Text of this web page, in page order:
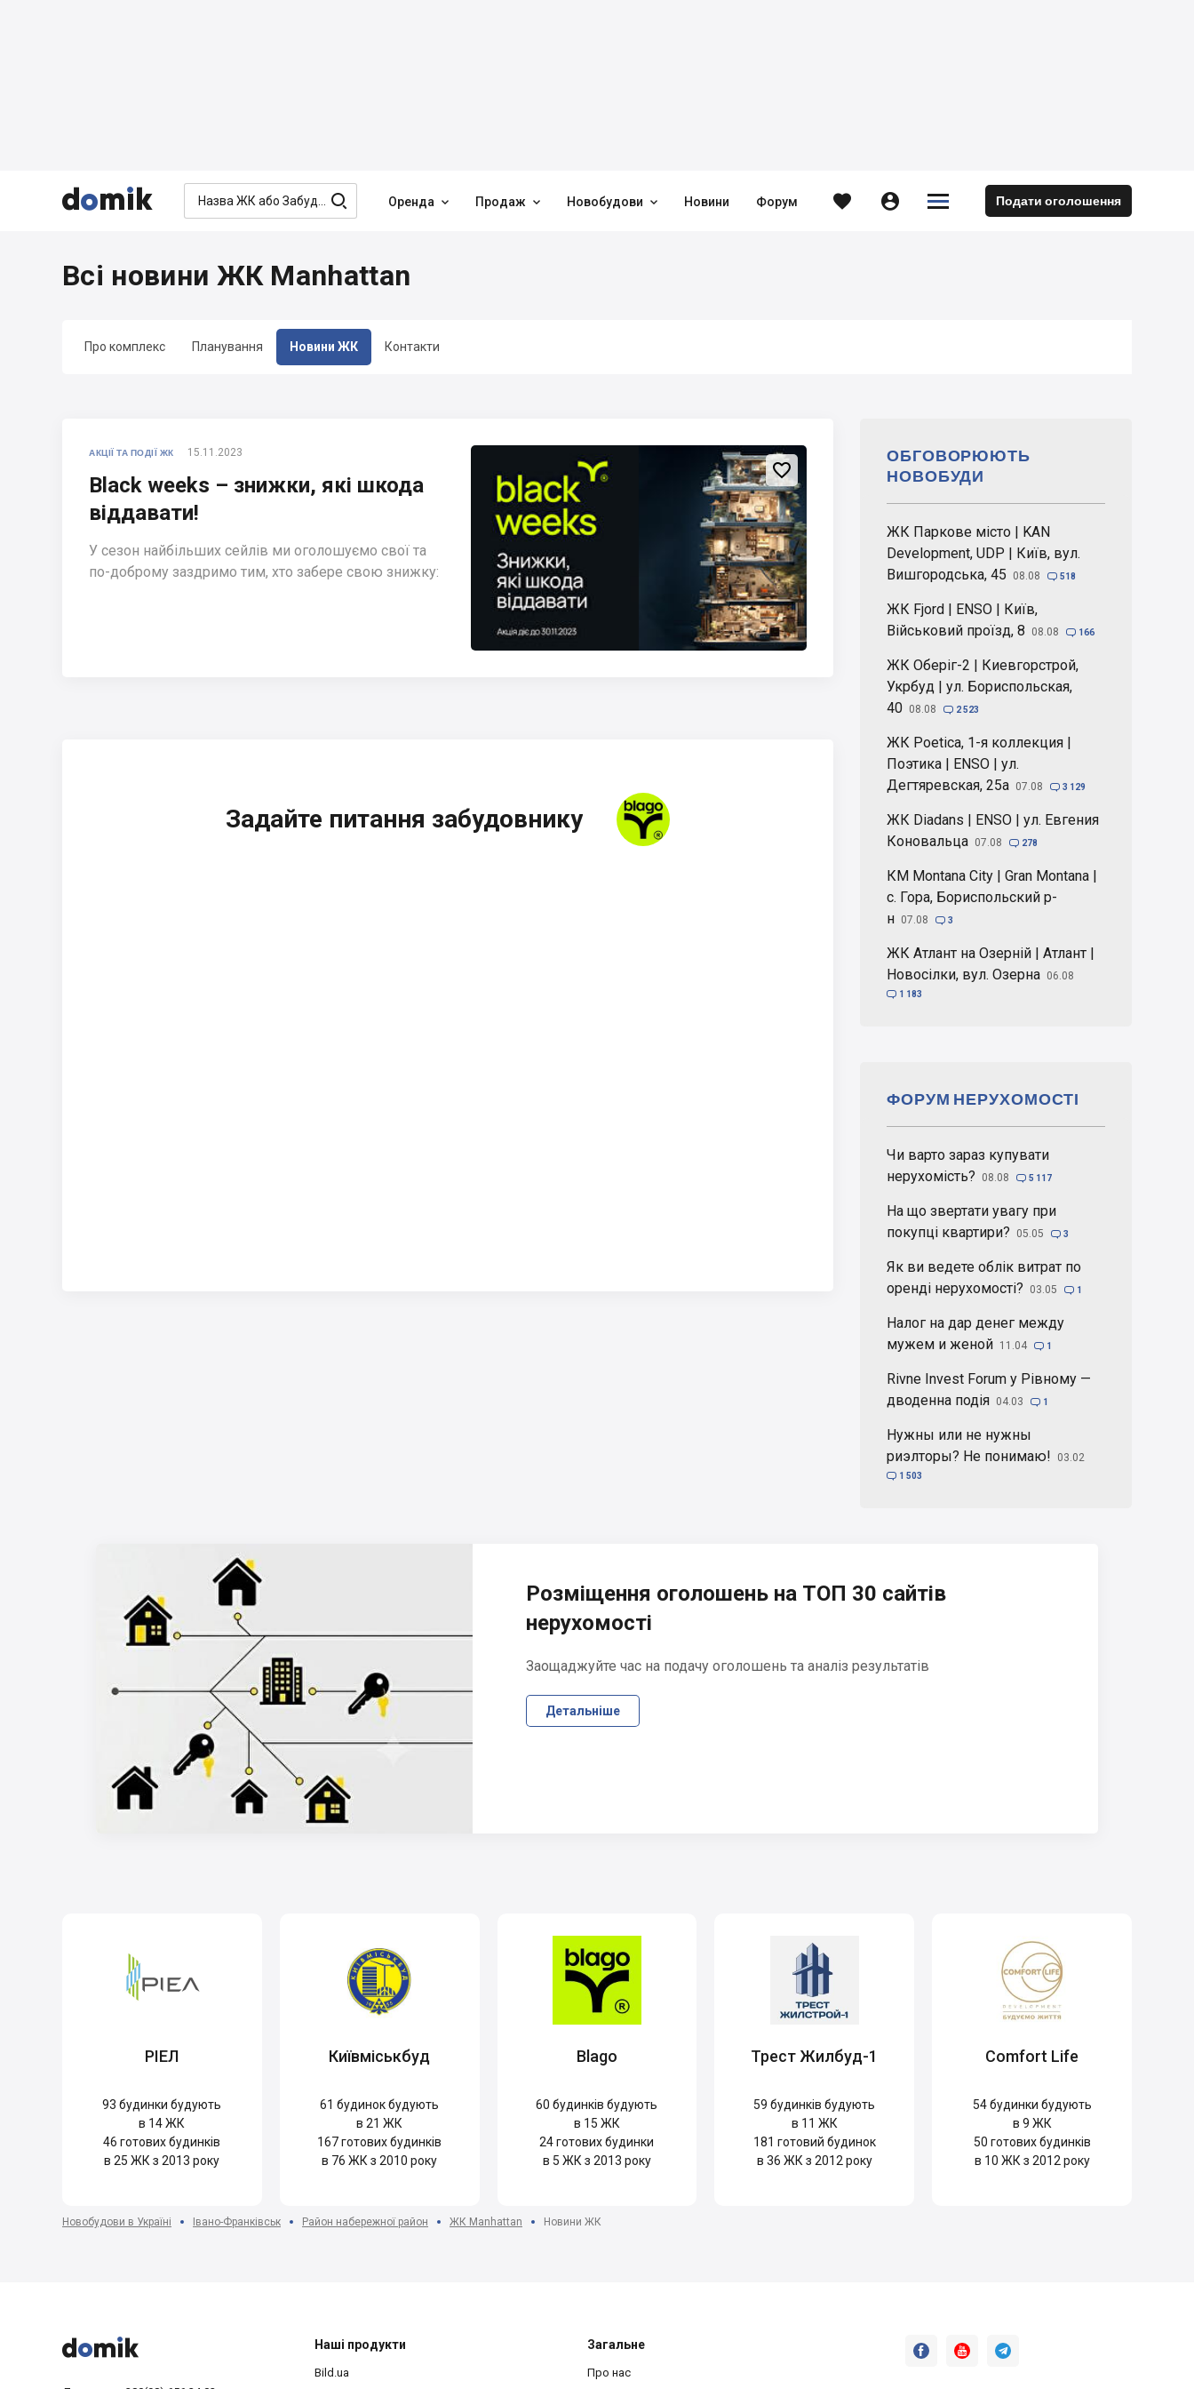


  Оренда  Продаж  Новобудови  Новини Форум   

 Подати оголошення
Про комплекс Планування Новини ЖК Контакти
Всі новини ЖК Manhattan
АКЦІЇ ТА ПОДІЇ ЖК 15.11.2023
Black weeks – знижки, які шкода
віддавати!
У сезон найбільших сейлів ми оголошуємо свої та
по-доброму заздримо тим, хто забере свою знижку:

Задайте питання забудовнику
ЖК Паркове місто | KAN
Development, UDP | Київ, вул.
Вишгородська, 45
08.08  518
ЖК Fjord | ENSO | Київ,
Військовий проїзд, 8
08.08  166
ЖК Оберіг-2 | Киевгорстрой,
Укрбуд | ул. Бориспольская,
40 08.08  2 523
ЖК Poetica, 1-я коллекция |
Поэтика | ENSO | ул.
Дегтяревская, 25а 07.08  3 129
ЖК Diadans | ENSO | ул. Евгения
Коновальца 07.08  278
КМ Montana City | Gran Montana |
с. Гора, Бориспольский р-
н 07.08  3
ЖК Атлант на Озерній | Атлант |
Новосілки, вул. Озерна 06.08
 1 183
ОБГОВОРЮЮТЬ
НОВОБУДИ
Чи варто зараз купувати
нерухомість?
08.08  5 117
На що звертати увагу при
покупці квартири?
05.05  3
Як ви ведете облік витрат по
оренді нерухомості?
03.05  1
Налог на дар денег между
мужем и женой 11.04  1
Rivne Invest Forum у Рівному —
дводенна подія 04.03  1
Нужны или не нужны
риэлторы? Не понимаю!
03.02
 1 503
ФОРУМ НЕРУХОМОСТІ
Розміщення оголошень на ТОП 30 сайтів
нерухомості
Заощаджуйте час на подачу оголошень та аналіз результатів
Детальніше
РІЕЛ
93 будинки будують
в 14 ЖК
46 готових будинків
в 25 ЖК з 2013 року
Київміськбуд
61 будинок будують
в 21 ЖК
167готових будинків
в 76 ЖК з 2010 року
Blago
60 будинків будують
в 15 ЖК
24готових будинки
в 5 ЖК з 2013 року
Трест Жилбуд-1
59 будинків будують
в 11 ЖК
181 готовий будинок
в 36 ЖК з 2012 року
Comfort Life
54будинки будують
в 9 ЖК
50 готових будинків
в 10 ЖК з 2012 року
Новобудови в Україні Івано-Франківськ Район набережної район ЖК Manhattan Новини ЖК


 Наші продукти
Bild.ua
Загальне
Про нас
  